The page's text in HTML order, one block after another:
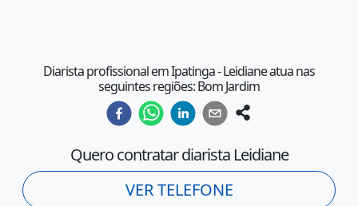
Diarista profissional em Ipatinga - Leidiane atua nas
seguintes regiões: Bom Jardim
Quero contratar diarista Leidiane
VER TELEFONE